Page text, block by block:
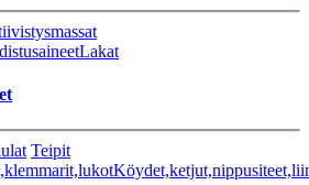
Lakat
Teipit